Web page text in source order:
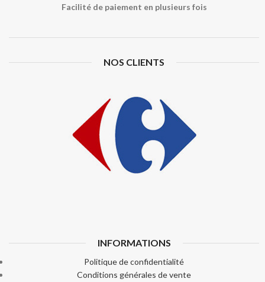
Facilité de paiement en plusieurs fois
NOS CLIENTS
INFORMATIONS
Politique de confidentialité
Conditions générales de vente